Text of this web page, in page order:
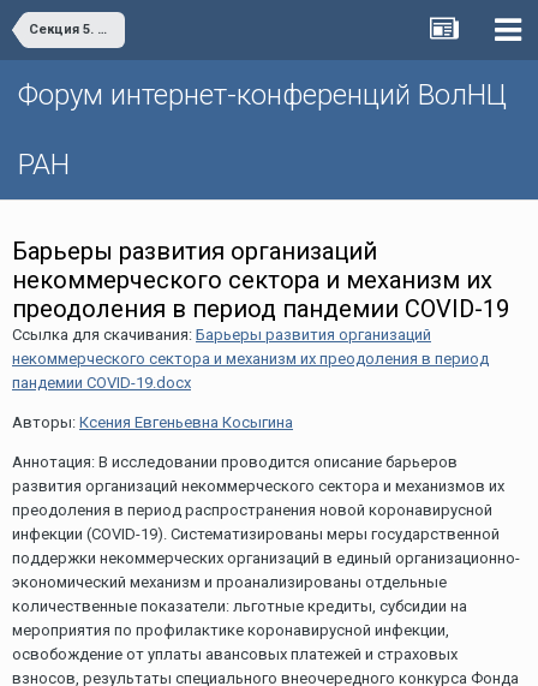
Секция 5. Социальный капитал в условиях пандемии: взлеты и падения
Форум интернет-конференций ВолНЦ
РАН
Барьеры развития организаций
некоммерческого сектора и механизм их
преодоления в период пандемии COVID-19
Ссылка для скачивания: Барьеры развития организаций
некоммерческого сектора и механизм их преодоления в период
пандемии COVID-19.docx
Авторы: Ксения Евгеньевна Косыгина
Аннотация: В исследовании проводится описание барьеров
развития организаций некоммерческого сектора и механизмов их
преодоления в период распространения новой коронавирусной
инфекции (COVID-19). Систематизированы меры государственной
поддержки некоммерческих организаций в единый организационно-
экономический механизм и проанализированы отдельные
количественные показатели: льготные кредиты, субсидии на
мероприятия по профилактике коронавирусной инфекции,
освобождение от уплаты авансовых платежей и страховых
взносов, результаты специального внеочередного конкурса Фонда